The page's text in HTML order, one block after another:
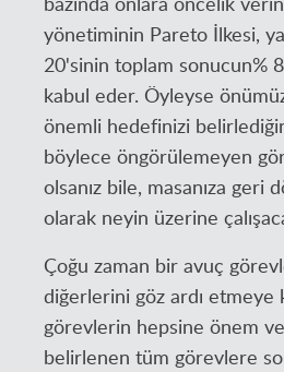
yönetiminin Pareto İlkesi,
20'sinin toplam sonucun%
kabul eder. Öyleyse
önemli hedefinizi
böylece öngörülemeyen
olsanız bile, masanıza geri
olarak neyin üzerine
Çoğu zaman bir avuç
diğerlerini göz ardı
görevlerin hepsine önem
belirlenen tüm görevlere